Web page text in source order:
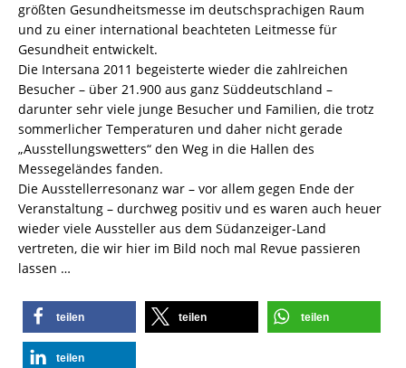
größten Gesundheitsmesse im deutschsprachigen Raum
und zu einer international beachteten Leitmesse für
Gesundheit entwickelt.
Die Intersana 2011 begeisterte wieder die zahlreichen
Besucher – über 21.900 aus ganz Süddeutschland –
darunter sehr viele junge Besucher und Familien, die trotz
sommerlicher Temperaturen und daher nicht gerade
„Ausstellungswetters“ den Weg in die Hallen des
Messegeländes fanden.
Die Ausstellerresonanz war – vor allem gegen Ende der
Veranstaltung – durchweg positiv und es waren auch heuer
wieder viele Aussteller aus dem Südanzeiger-Land
vertreten, die wir hier im Bild noch mal Revue passieren
lassen …
teilen teilen teilen
teilen